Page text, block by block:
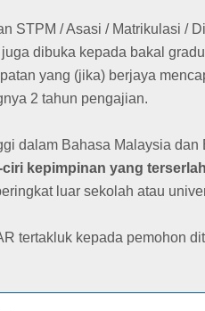
STPM / Asasi / Matrikulasi /
dibuka kepada bakal
yang (jika) berjaya
2 tahun pengajian.
dalam Bahasa Malaysia dan
ciri kepimpinan yang terserlah
luar sekolah atau
tertakluk kepada pemohon